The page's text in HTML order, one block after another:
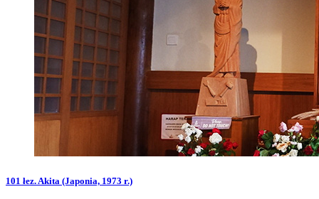
101 łez. Akita (Japonia, 1973 r.)